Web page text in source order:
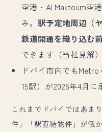
空港・Al Maktoum空
み。 駅予定地周辺（
鉄道開通を織り込む
できます（当社見解）
ドバイ市内でもMetro
15駅）が2026年4月に
これまでドバイではあま
件」「駅直結物件」が俄